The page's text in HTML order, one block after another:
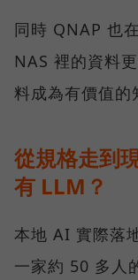
同時 QNAP 也
NAS 裡的資料
料成為有價值的
從規格走到
有 LLM？
本地 AI 實際落
一家約 50 多人